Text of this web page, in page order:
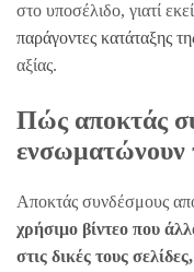
στο υποσέλιδο, γιατί
παράγοντες κατάταξης
αξίας.
Πώς αποκτάς
ενσωματώνουν
Αποκτάς συνδέσμους
χρήσιμο βίντεο που
στις δικές τους